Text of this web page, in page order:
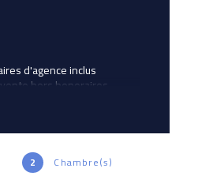
2 Chambre(s)
d'agence inclus
hors honoraires
votre conseiller
au RSAC de LORIENT
887